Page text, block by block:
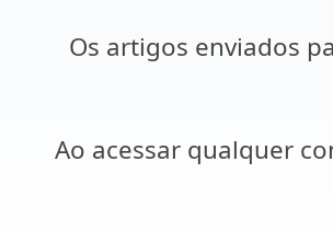
Os artigos enviados
Ao acessar qualquer